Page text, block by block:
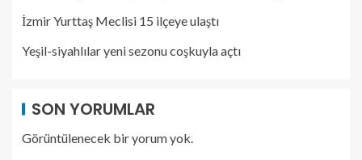
İzmir Yurttaş Meclisi 15 ilçeye ulaştı
Yeşil-siyahlılar yeni sezonu coşkuyla açtı
SON YORUMLAR
Görüntülenecek bir yorum yok.